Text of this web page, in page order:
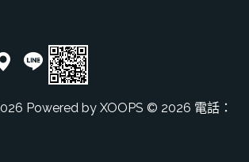
Powered by XOOPS © 2026 電話：